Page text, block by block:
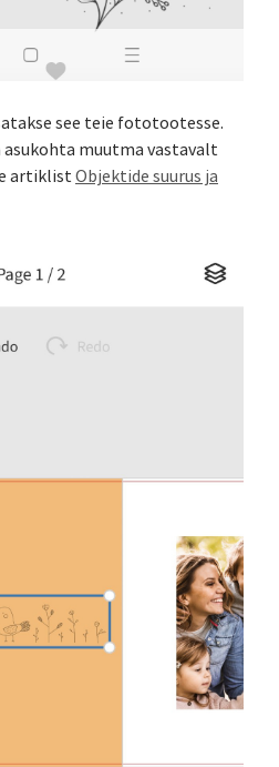
see teie fototootesse.
asukohta muutma vastavalt
artiklistObjektide suurus ja